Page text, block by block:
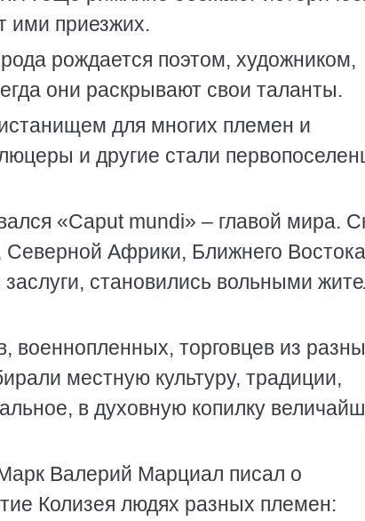
ими приезжих.
рождается поэтом, художником,
они раскрывают свои таланты.
для многих племен и
и другие стали
«Caput mundi» – главой мира.
Северной Африки, Ближнего
становились вольными
военнопленных, торговцев из
местную культуру, традиции,
в духовную копилку
Валерий Марциал писал о
Колизея людях разных племен: